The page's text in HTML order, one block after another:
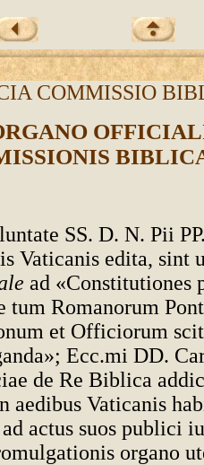
COMMISSIO
SS. D. N. Pii
Vaticanis edita, sint
ad «Constitutiones
tum Romanorum
et Officiorum
Ecc.mi DD.
de Re Biblica
aedibus Vaticanis
actus suos publici
organo